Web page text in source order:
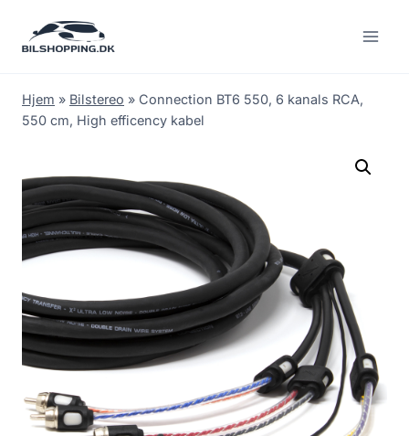
Hjem » Bilstereo » Connection BT6 550, 6 kanals RCA,
550 cm, High efficency kabel